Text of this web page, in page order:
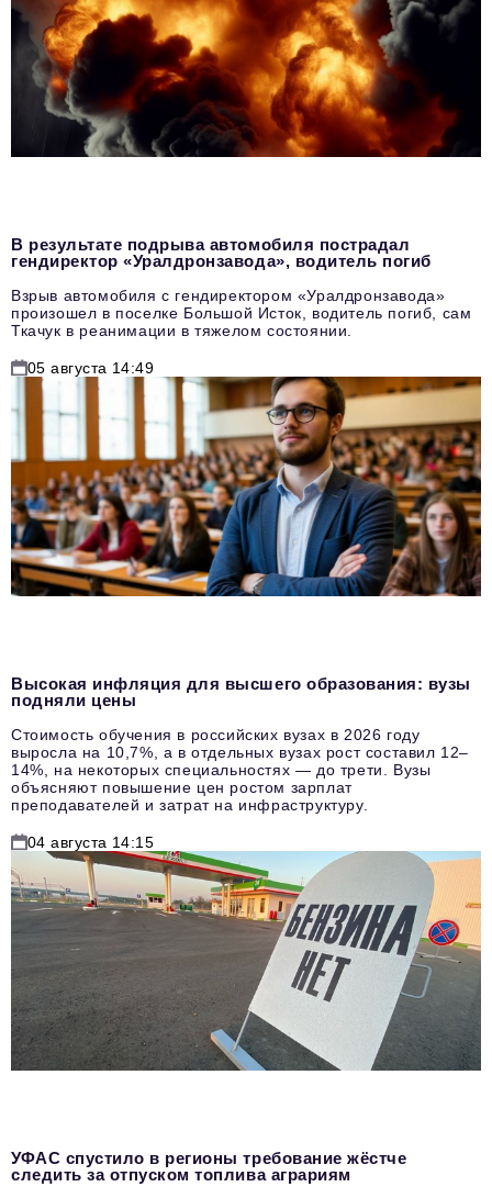
В результате подрыва автомобиля пострадал
гендиректор «Уралдронзавода», водитель погиб
Взрыв автомобиля с гендиректором «Уралдронзавода»
произошел в поселке Большой Исток, водитель погиб, сам
Ткачук в реанимации в тяжелом состоянии.
05 августа 14:49
Высокая инфляция для высшего образования: вузы
подняли цены
Стоимость обучения в российских вузах в 2026 году
выросла на 10,7%, а в отдельных вузах рост составил 12–
14%, на некоторых специальностях — до трети. Вузы
объясняют повышение цен ростом зарплат
преподавателей и затрат на инфраструктуру.
04 августа 14:15
УФАС спустило в регионы требование жёстче
следить за отпуском топлива аграриям